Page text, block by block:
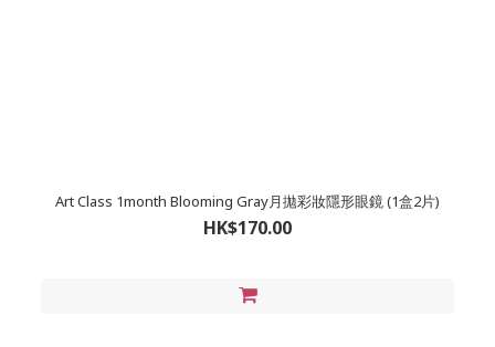
Art Class 1month Blooming Gray月拋彩妝隱形眼鏡 (1盒2片)
HK$170.00